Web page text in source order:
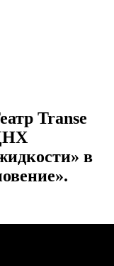
Transe
в